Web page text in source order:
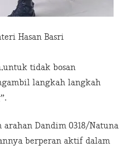
Hasan Basri
tidak bosan
langkah langkah
Dandim 0318/Natuna
berperan aktif dalam